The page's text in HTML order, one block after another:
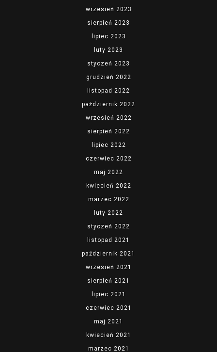
wrzesień 2023
sierpień 2023
lipiec 2023
luty 2023
styczeń 2023
grudzień 2022
listopad 2022
październik 2022
wrzesień 2022
sierpień 2022
lipiec 2022
czerwiec 2022
maj 2022
kwiecień 2022
marzec 2022
luty 2022
styczeń 2022
listopad 2021
październik 2021
wrzesień 2021
sierpień 2021
lipiec 2021
czerwiec 2021
maj 2021
kwiecień 2021
marzec 2021